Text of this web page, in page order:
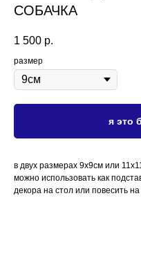
СОБАЧКА
1 500 р.
размер
я это
в двух размерах 9х9см или
можно использовать как
декора на стол или повесить на